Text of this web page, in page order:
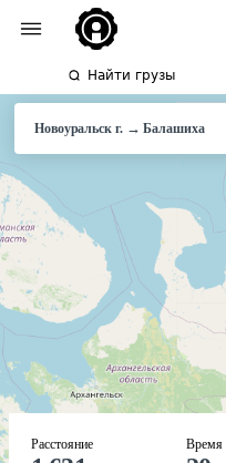
Найти грузы
Новоуральск г.→Балашиха
Расстояние Время